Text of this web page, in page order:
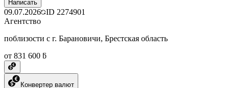
Написать
09.07.2026 ID 2274901
Агентство
поблизости с г. Барановичи, Брестская область
от 831 600 ƃ
Конвертер валют